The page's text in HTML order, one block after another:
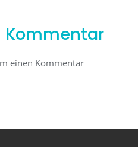
Kommentar
einen Kommentar